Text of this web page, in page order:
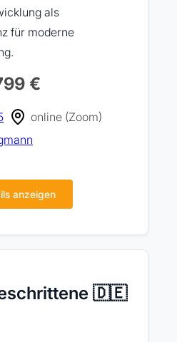
als
für moderne
€
online (Zoom)
anzeigen
🇩🇪